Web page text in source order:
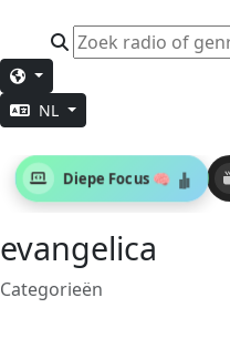
NL
Diepe Focus 🧠
evangelica
Categorieën